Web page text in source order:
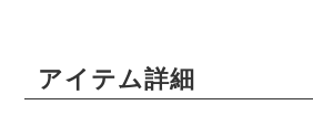
アイテム詳細